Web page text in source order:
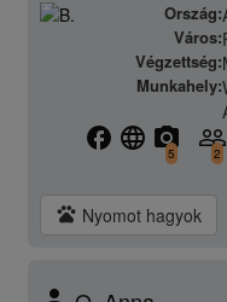
Ország:
Város:
Végzettség:
Munkahely:
facebook language camera_alt
5
people_outline
2
pets Nyomot hagyok